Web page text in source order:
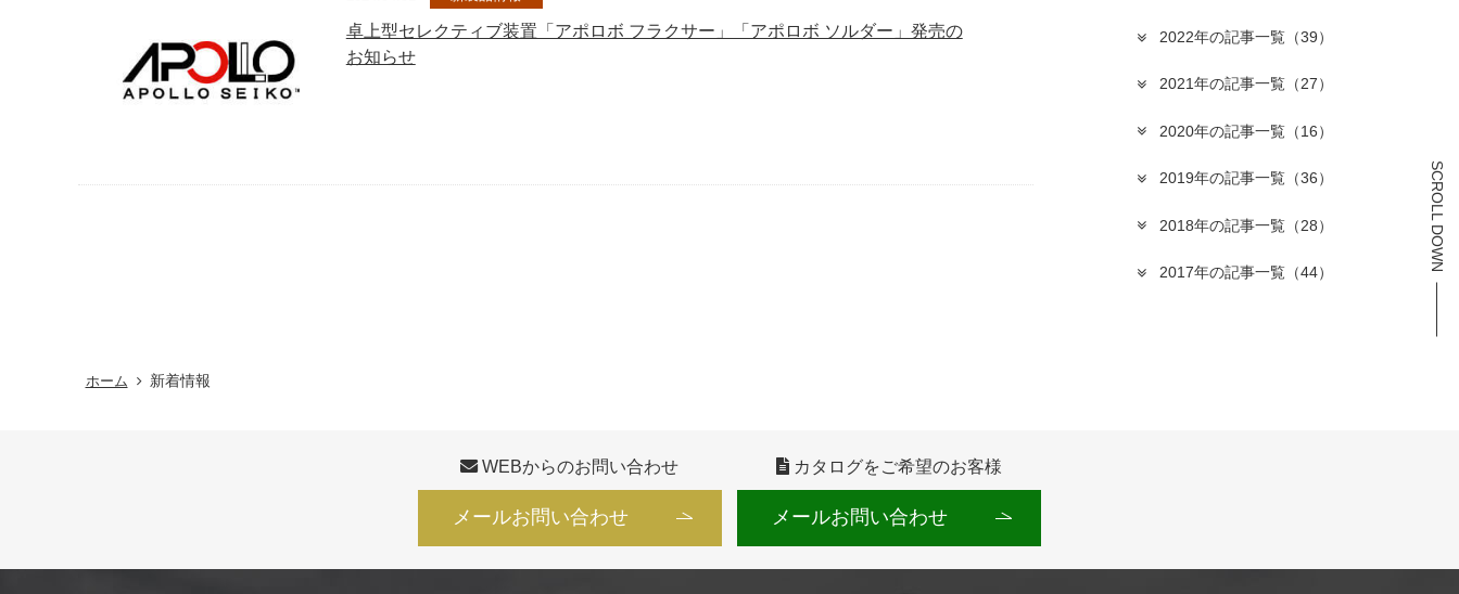
卓上型セレクティブ装置「アポロボ フラクサー」「アポロボ ソルダー」発売の
お知らせ
2022年の記事一覧 （39）
2021年の記事一覧 （27）
2020年の記事一覧 （16）
2019年の記事一覧 （36）
2018年の記事一覧 （28）
2017年の記事一覧 （44）
ホーム 新着情報
WEBからのお問い合わせ
メールお問い合わせ
カタログをご希望のお客様
メールお問い合わせ
SCROLL DOWN